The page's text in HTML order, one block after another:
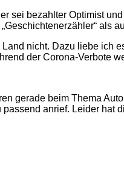
sei bezahlter Optimist
als
nicht. Dazu liebe ich
der Corona-Verbote
gerade beim Thema
anrief. Leider hat